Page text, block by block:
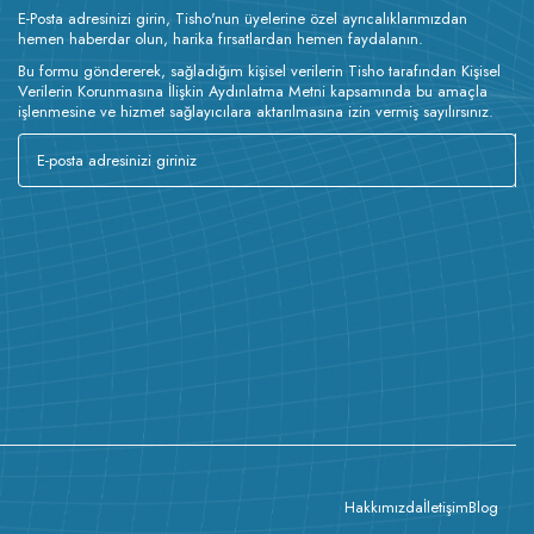
E-Posta adresinizi girin, Tisho'nun üyelerine özel ayrıcalıklarımızdan
hemen haberdar olun, harika fırsatlardan hemen faydalanın.
Bu formu göndererek, sağladığım kişisel verilerin Tisho tarafından Kişisel
Verilerin Korunmasına İlişkin Aydınlatma Metni kapsamında bu amaçla
işlenmesine ve hizmet sağlayıcılara aktarılmasına izin vermiş sayılırsınız.
HakkımızdaİletişimBlog